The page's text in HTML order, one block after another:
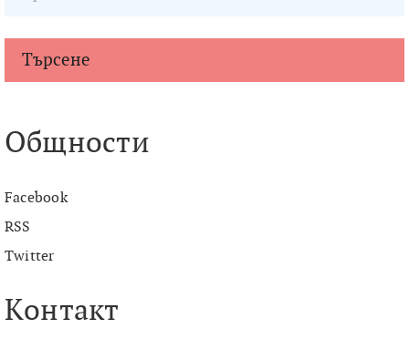
Търсене
Общности
Facebook
RSS
Twitter
Контакт